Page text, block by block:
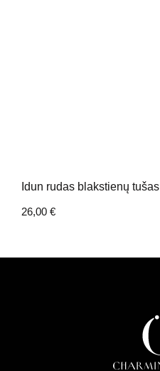
Idun rudas blakstienų tušas
26,00 €